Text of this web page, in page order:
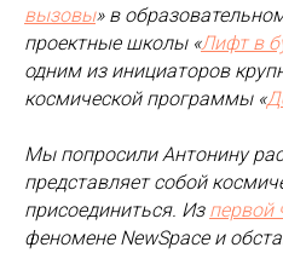
вызовы» в
проектные школы «Лифт в
одним из инициаторов
космической программы «
Мы попросили Антонину
представляет собой
присоединиться. Из первой
феномене NewSpace и